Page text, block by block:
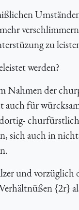
zu
werden?
der
für
sich auch in
und vorzüglich
{2r}